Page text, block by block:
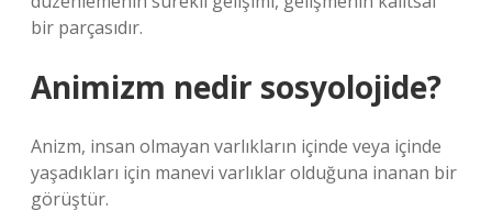
bir parçasıdır.
Animizm nedir sosyolojide?
Anizm, insan olmayan varlıkların içinde veya içinde
yaşadıkları için manevi varlıklar olduğuna inanan bir
görüştür.